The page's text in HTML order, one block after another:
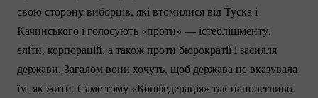
свою сторону виборців, які втомилися від Туска і
Качинського і голосують «проти» — істеблішменту,
еліти, корпорацій, а також проти бюрократії і засилля
держави. Загалом вони хочуть, щоб держава не вказувала
їм, як жити. Саме тому «Конфедерація» так наполегливо